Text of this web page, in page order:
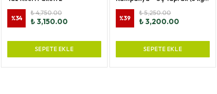
%34
₺ 4,750.00
₺ 3,150.00
SEPETE EKLE
%39
₺ 5,250.00
₺ 3,200.00
SEPETE EKLE